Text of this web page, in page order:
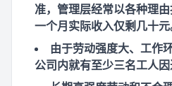
准，管理层经常以各种理
一个月实际收入仅剩几十元
由于劳动强度大、工作
公司内就有至少三名工人因